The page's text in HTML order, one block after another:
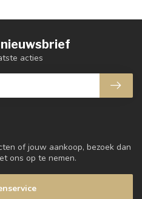
of jouw aankoop, bezoek dan
ons op te nemen.
acties